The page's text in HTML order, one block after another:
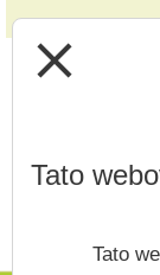
28.09.2025
v pátek 3.10.
Jak si
Video z
Upřesnění
close
Tato
Tato